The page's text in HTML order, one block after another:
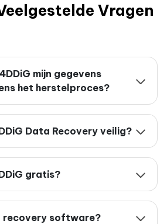
Vragen
mijn gegevens
het herstelproces?
Data Recovery veilig?
gratis?
recovery software?